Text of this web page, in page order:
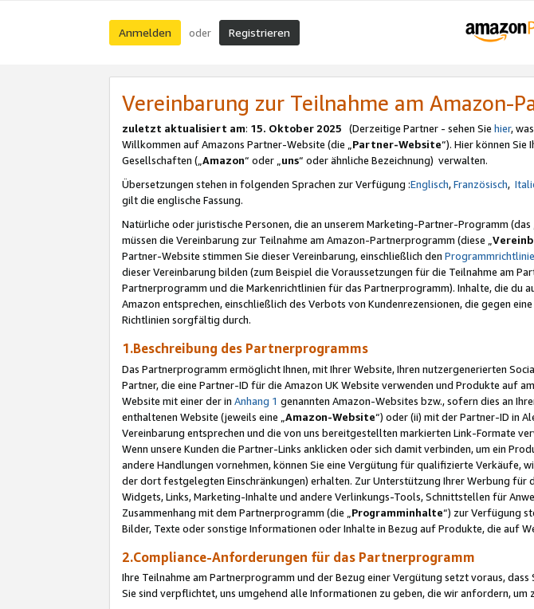
Anmelden oder Registrieren
Vereinbarung zur Teilnahme am Amazon-
zuletzt aktualisiert am: 15. Oktober 2025 (Derzeitige Partner - sehen Sie hier,
Willkommen auf Amazons Partner-Website (die „Partner-Website“). Hier können
Gesellschaften („Amazon“ oder „uns“ oder ähnliche Bezeichnung) verwalten.
Übersetzungen stehen in folgenden Sprachen zur Verfügung :Englisch,Französisch,
gilt die englische Fassung.
Natürliche oder juristische Personen, die an unserem Marketing-Partner-Programm (das
müssen die Vereinbarung zur Teilnahme am Amazon-Partnerprogramm (diese „
Partner-Website stimmen Sie dieser Vereinbarung, einschließlich den
dieser Vereinbarung bilden (zum Beispiel die Voraussetzungen für die Teilnahme am
Partnerprogramm und die Markenrichtlinien für das Partnerprogramm). Inhalte, die du
Amazon entsprechen, einschließlich des Verbots von Kundenrezensionen, die gegen
Richtlinien sorgfältig durch.
1.Beschreibung des Partnerprogramms
Das Partnerprogramm ermöglicht Ihnen, mit Ihrer Website, Ihren nutzergenerierten
Partner, die eine Partner-ID für die Amazon UK Website verwenden und Produkte auf
Website mit einer der in Anhang 1 genannten Amazon-Websites bzw., sofern dies an
enthaltenen Website (jeweils eine „ Amazon-Website“) oder (ii) mit der Partner-ID in
Vereinbarung entsprechen und die von uns bereitgestellten markierten Link-Formate
Wenn unsere Kunden die Partner-Links anklicken oder sich damit verbinden, um ein
andere Handlungen vornehmen, können Sie eine Vergütung für qualifizierte Verkäufe,
der dort festgelegten Einschränkungen) erhalten. Zur Unterstützung Ihrer Werbung für
Widgets, Links, Marketing-Inhalte und andere Verlinkungs-Tools, Schnittstellen für
Zusammenhang mit dem Partnerprogramm (die „ Programminhalte“) zur Verfügung
Bilder, Texte oder sonstige Informationen oder Inhalte in Bezug auf Produkte, die auf
2.Compliance-Anforderungen für das Partnerprogramm
Ihre Teilnahme am Partnerprogramm und der Bezug einer Vergütung setzt voraus, dass
Sie sind verpflichtet, uns umgehend alle Informationen zu geben, die wir anfordern, um